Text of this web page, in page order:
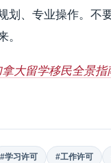
划、专业操作。不
。
大留学移民全景指
#学习许可 #工作许可